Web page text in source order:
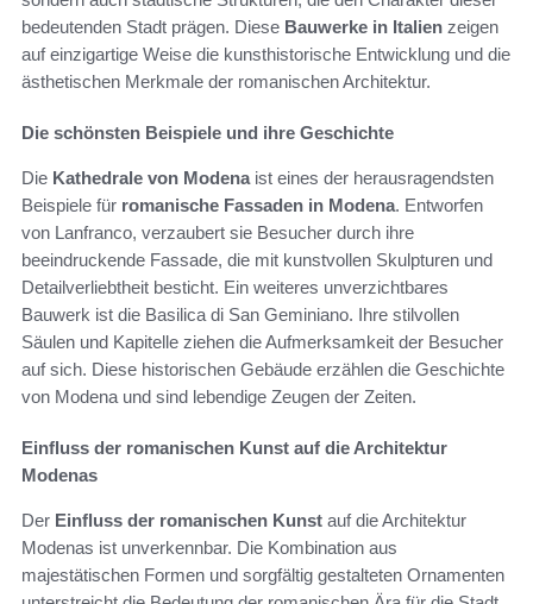
bedeutenden Stadt prägen. Diese Bauwerke in Italien zeigen
auf einzigartige Weise die kunsthistorische Entwicklung und die
ästhetischen Merkmale der romanischen Architektur.
Die schönsten Beispiele und ihre Geschichte
Die Kathedrale von Modenaist eines der herausragendsten
Beispiele für romanische Fassaden in Modena. Entworfen
von Lanfranco, verzaubert sie Besucher durch ihre
beeindruckende Fassade, die mit kunstvollen Skulpturen und
Detailverliebtheit besticht. Ein weiteres unverzichtbares
Bauwerk ist die Basilica di San Geminiano. Ihre stilvollen
Säulen und Kapitelle ziehen die Aufmerksamkeit der Besucher
auf sich. Diese historischen Gebäude erzählen die Geschichte
von Modena und sind lebendige Zeugen der Zeiten.
Einfluss der romanischen Kunst auf die Architektur
Modenas
Der Einfluss der romanischen Kunst auf die Architektur
Modenas ist unverkennbar. Die Kombination aus
majestätischen Formen und sorgfältig gestalteten Ornamenten